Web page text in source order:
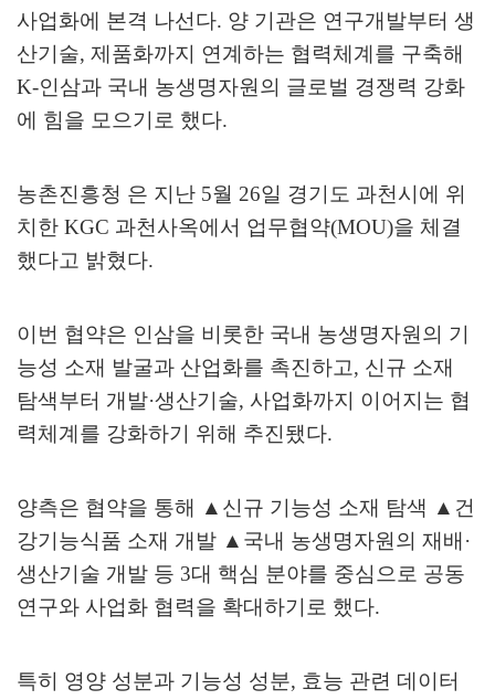
사업화에 본격 나선다. 양 기관은 연구개발부터 생
산기술, 제품화까지 연계하는 협력체계를 구축해
K-인삼과 국내 농생명자원의 글로벌 경쟁력 강화
에 힘을 모으기로 했다.
농촌진흥청 은 지난 5월 26일 경기도 과천시에 위
치한 KGC 과천사옥에서 업무협약(MOU)을 체결
했다고 밝혔다.
이번 협약은 인삼을 비롯한 국내 농생명자원의 기
능성 소재 발굴과 산업화를 촉진하고, 신규 소재
탐색부터 개발·생산기술, 사업화까지 이어지는 협
력체계를 강화하기 위해 추진됐다.
양측은 협약을 통해 ▲ 신규 기능성 소재 탐색 ▲ 건
강기능식품 소재 개발 ▲ 국내 농생명자원의 재배·
생산기술 개발 등 3대 핵심 분야를 중심으로 공동
연구와 사업화 협력을 확대하기로 했다.
특히 영양 성분과 기능성 성분, 효능 관련 데이터